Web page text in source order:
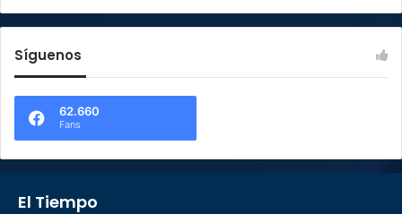
Síguenos
62.660
Fans
El Tiempo